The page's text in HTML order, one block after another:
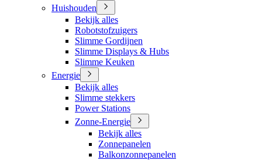
Huishouden
Bekijk alles
Robotstofzuigers
Slimme Gordijnen
Slimme Displays & Hubs
Slimme Keuken
Energie
Bekijk alles
Slimme stekkers
Power Stations
Zonne-Energie
Bekijk alles
Zonnepanelen
Balkonzonnepanelen